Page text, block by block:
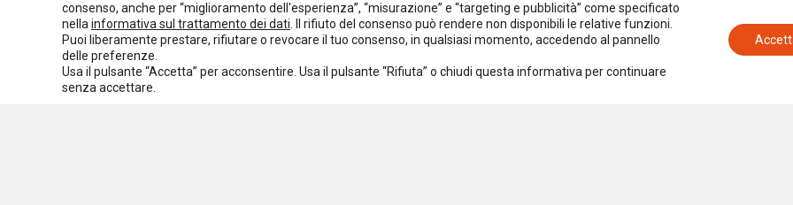
Normativa europea
Rassegna normativa
I seminari di Welforum
Eventi
Spazio ai promotori
consenso, anche per “miglioramento dell'esperienza”, “misurazione” e “targeting e pubblicità” come specificato
nella informativa sul trattamento dei dati . Il rifiuto del consenso può rendere non disponibili le relative funzioni.
Puoi liberamente prestare, rifiutare o revocare il tuo consenso, in qualsiasi momento, accedendo al pannello
delle preferenze.
Usa il pulsante “Accetta” per acconsentire. Usa il pulsante “Rifiuta” o chiudi questa informativa per continuare
senza accettare.